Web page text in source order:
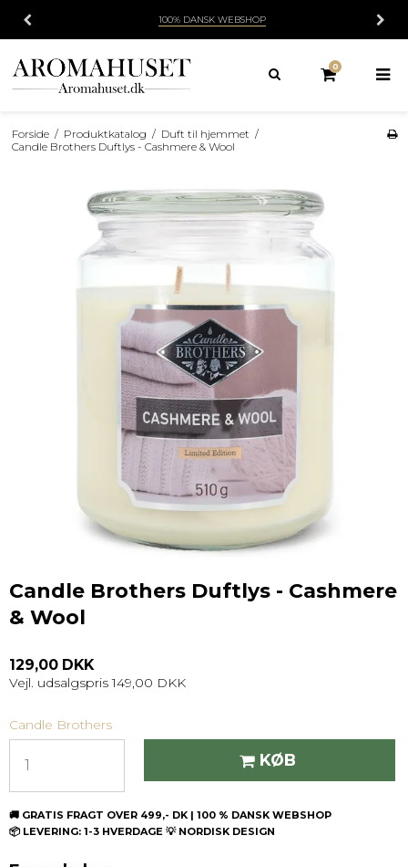
100% DANSK WEBSHOP
0
Forside / Produktkatalog / Duft til hjemmet /
Candle Brothers Duftlys - Cashmere & Wool
Candle Brothers Duftlys - Cashmere
& Wool
129,00 DKK
Vejl. udsalgspris 149,00 DKK
Candle Brothers
KØB
🚚 GRATIS FRAGT OVER 499,- DK | 100 % DANSK WEBSHOP
📦 LEVERING: 1-3 HVERDAGE 💡 NORDISK DESIGN